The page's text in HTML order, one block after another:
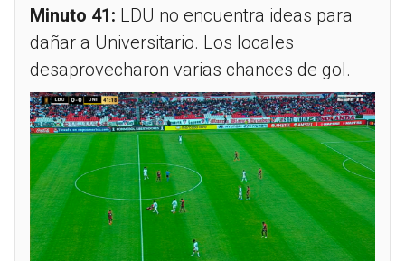
Minuto 41: LDU no encuentra ideas para
dañar a Universitario. Los locales
desaprovecharon varias chances de gol.